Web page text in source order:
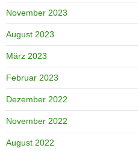
November 2023
August 2023
März 2023
Februar 2023
Dezember 2022
November 2022
August 2022